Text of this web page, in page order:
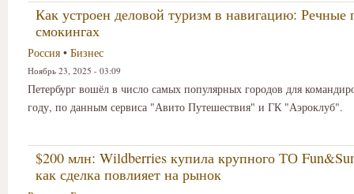
Как устроен деловой туризм в навигацию: Речные
смокингах
Россия • Бизнес
Ноябрь 23, 2025 - 03:09
Петербург вошёл в число самых популярных городов для
году, по данным сервиса "Авито Путешествия" и ГК "Аэроклуб".
$200 млн: Wildberries купила крупного ТО
как сделка повлияет на рынок